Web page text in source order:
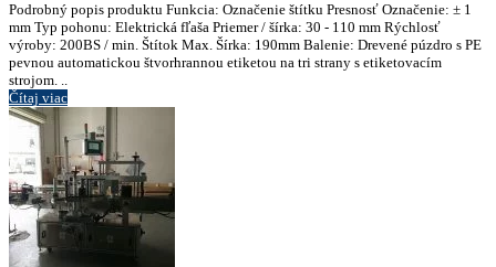
Podrobný popis produktu Funkcia: Označenie štítku Presnosť Označenie: ± 1
mm Typ pohonu: Elektrická fľaša Priemer / šírka: 30 - 110 mm Rýchlosť
výroby: 200BS / min. Štítok Max. Šírka: 190mm Balenie: Drevené púzdro s PE
pevnou automatickou štvorhrannou etiketou na tri strany s etiketovacím
strojom. ..
Čítaj viac